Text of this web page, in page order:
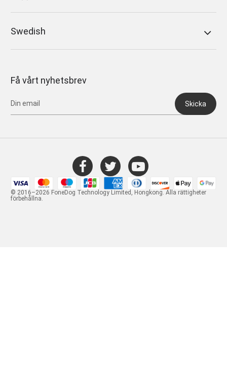
Swedish
Få vårt nyhetsbrev
Skicka
© 2016–2026 FoneDog Technology Limited, Hongkong. Alla rättigheter
förbehållna.